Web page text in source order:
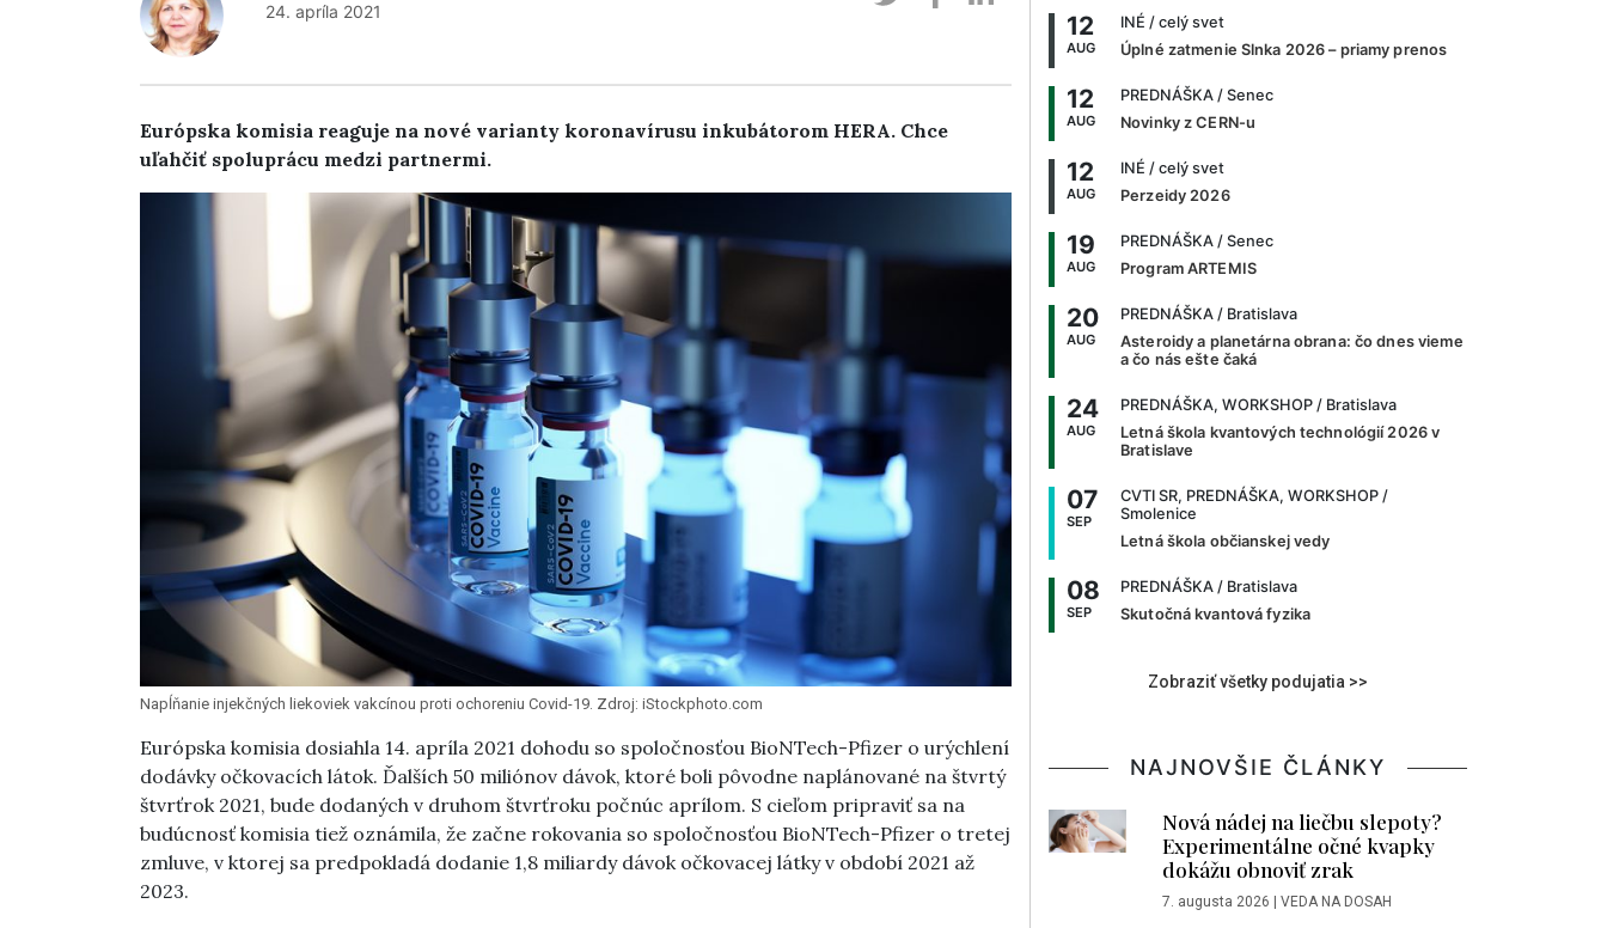
24. apríla 2021
Európska komisia reaguje na nové varianty koronavírusu inkubátorom HERA. Chce
uľahčiť spoluprácu medzi partnermi.
Napĺňanie injekčných liekoviek vakcínou proti ochoreniu Covid-19. Zdroj: iStockphoto.com
Európska komisia dosiahla 14. apríla 2021 dohodu so spoločnosťou BioNTech-Pfizer o urýchlení
dodávky očkovacích látok. Ďalších 50 miliónov dávok, ktoré boli pôvodne naplánované na štvrtý
štvrťrok 2021, bude dodaných v druhom štvrťroku počnúc aprílom. S cieľom pripraviť sa na
budúcnosť komisia tiež oznámila, že začne rokovania so spoločnosťou BioNTech-Pfizer o tretej
zmluve, v ktorej sa predpokladá dodanie 1,8 miliardy dávok očkovacej látky v období 2021 až
2023.
12
AUG
INÉ / celý svet
Úplné zatmenie Slnka 2026 – priamy prenos
12
AUG
PREDNÁŠKA / Senec
Novinky z CERN-u
12
AUG
INÉ / celý svet
Perzeidy 2026
19
AUG
PREDNÁŠKA / Senec
Program ARTEMIS
20
AUG
PREDNÁŠKA / Bratislava
Asteroidy a planetárna obrana: čo dnes vieme
a čo nás ešte čaká
24
AUG
PREDNÁŠKA, WORKSHOP / Bratislava
Letná škola kvantových technológií 2026 v
Bratislave
07
SEP
CVTI SR, PREDNÁŠKA, WORKSHOP /
Smolenice
Letná škola občianskej vedy
08
SEP
PREDNÁŠKA / Bratislava
Skutočná kvantová fyzika
Zobraziť všetky podujatia >>
NAJNOVŠIE ČLÁNKY
Nová nádej na liečbu slepoty?
Experimentálne očné kvapky
dokážu obnoviť zrak
7. augusta 2026 | VEDA NA DOSAH